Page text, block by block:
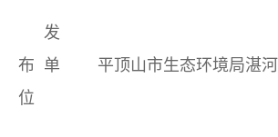
发
布单
位
平顶山市生态环境局湛